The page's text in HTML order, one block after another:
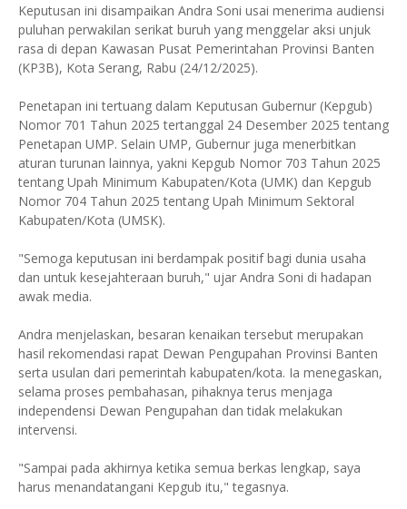
​Keputusan ini disampaikan Andra Soni usai menerima audiensi
puluhan perwakilan serikat buruh yang menggelar aksi unjuk
rasa di depan Kawasan Pusat Pemerintahan Provinsi Banten
(KP3B), Kota Serang, Rabu (24/12/2025).
​Penetapan ini tertuang dalam Keputusan Gubernur (Kepgub)
Nomor 701 Tahun 2025 tertanggal 24 Desember 2025 tentang
Penetapan UMP. Selain UMP, Gubernur juga menerbitkan
aturan turunan lainnya, yakni Kepgub Nomor 703 Tahun 2025
tentang Upah Minimum Kabupaten/Kota (UMK) dan Kepgub
Nomor 704 Tahun 2025 tentang Upah Minimum Sektoral
Kabupaten/Kota (UMSK).
​"Semoga keputusan ini berdampak positif bagi dunia usaha
dan untuk kesejahteraan buruh," ujar Andra Soni di hadapan
awak media.
​Andra menjelaskan, besaran kenaikan tersebut merupakan
hasil rekomendasi rapat Dewan Pengupahan Provinsi Banten
serta usulan dari pemerintah kabupaten/kota. Ia menegaskan,
selama proses pembahasan, pihaknya terus menjaga
independensi Dewan Pengupahan dan tidak melakukan
intervensi.
​"Sampai pada akhirnya ketika semua berkas lengkap, saya
harus menandatangani Kepgub itu," tegasnya.